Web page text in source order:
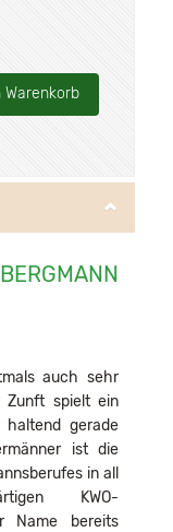
Warenkorb
auch sehr
Zunft spielt ein
haltend gerade
ist die
in all
KWO-
Name bereits